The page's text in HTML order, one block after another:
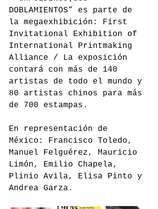
DOBLAMIENTOS” es parte de
la megaexhibición: First
Invitational Exhibition of
International Printmaking
Alliance / La exposición
contará con más de 140
artistas de todo el mundo y
80 artistas chinos para más
de 700 estampas.
En representación de
México: Francisco Toledo,
Manuel Felguérez, Mauricio
Limón, Emilio Chapela,
Plinio Avila, Elisa Pinto y
Andrea Garza.